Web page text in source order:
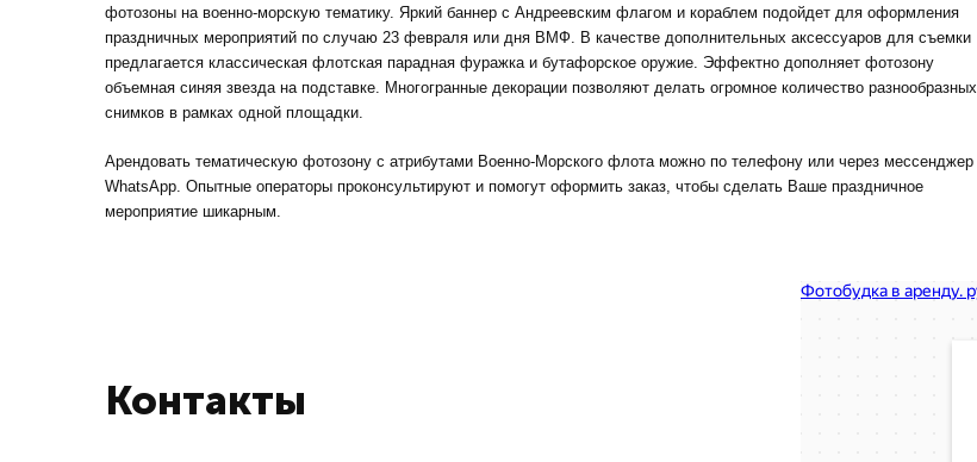
фотозоны на военно-морскую тематику. Яркий баннер с Андреевским флагом и кораблем подойдет для оформления
праздничных мероприятий по случаю 23 февраля или дня ВМФ. В качестве дополнительных аксессуаров для съемки
предлагается классическая флотская парадная фуражка и бутафорское оружие. Эффектно дополняет фотозону
объемная синяя звезда на подставке. Многогранные декорации позволяют делать огромное количество разнообразных
снимков в рамках одной площадки.
Арендовать тематическую фотозону с атрибутами Военно-Морского флота можно по телефону или через мессенджер
WhatsApp. Опытные операторы проконсультируют и помогут оформить заказ, чтобы сделать Ваше праздничное
мероприятие шикарным.
Контакты